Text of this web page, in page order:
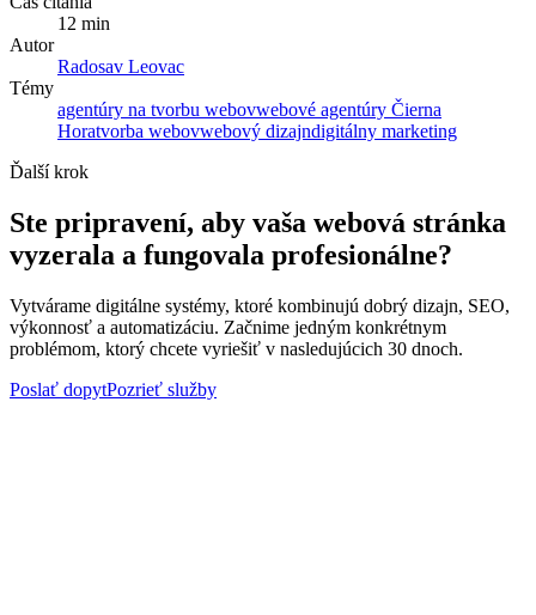
12 min
Autor
Radosav Leovac
Témy
agentúry na tvorbu webovwebové agentúry Čierna
Horatvorba webovwebový dizajndigitálny marketing
Ďalší krok
Ste pripravení, aby vaša webová stránka
vyzerala a fungovala profesionálne?
Vytvárame digitálne systémy, ktoré kombinujú dobrý dizajn, SEO,
výkonnosť a automatizáciu. Začnime jedným konkrétnym
problémom, ktorý chcete vyriešiť v nasledujúcich 30 dnoch.
Poslať dopytPozrieť služby